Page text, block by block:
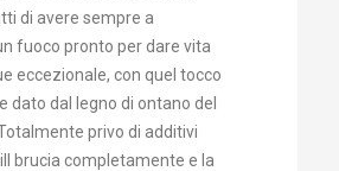
di avere sempre a
fuoco pronto per dare vita
eccezionale, con quel tocco
dato dal legno di ontano del
privo di additivi
brucia completamente e la